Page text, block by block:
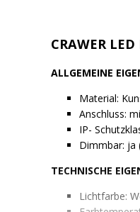
CRAWER
ALLGEMEINE
Material:
Anschluss:
IP-
Dimmbar: ja
TECHNISCHE
Lichtfarbe: